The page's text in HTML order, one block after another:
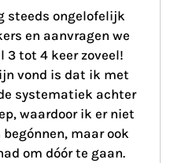
steeds ongelofelijk
en aanvragen we
3 tot 4 keer zoveel!
vond is dat ik met
systematiek achter
waardoor ik er niet
maar ook
om dóór te gaan.